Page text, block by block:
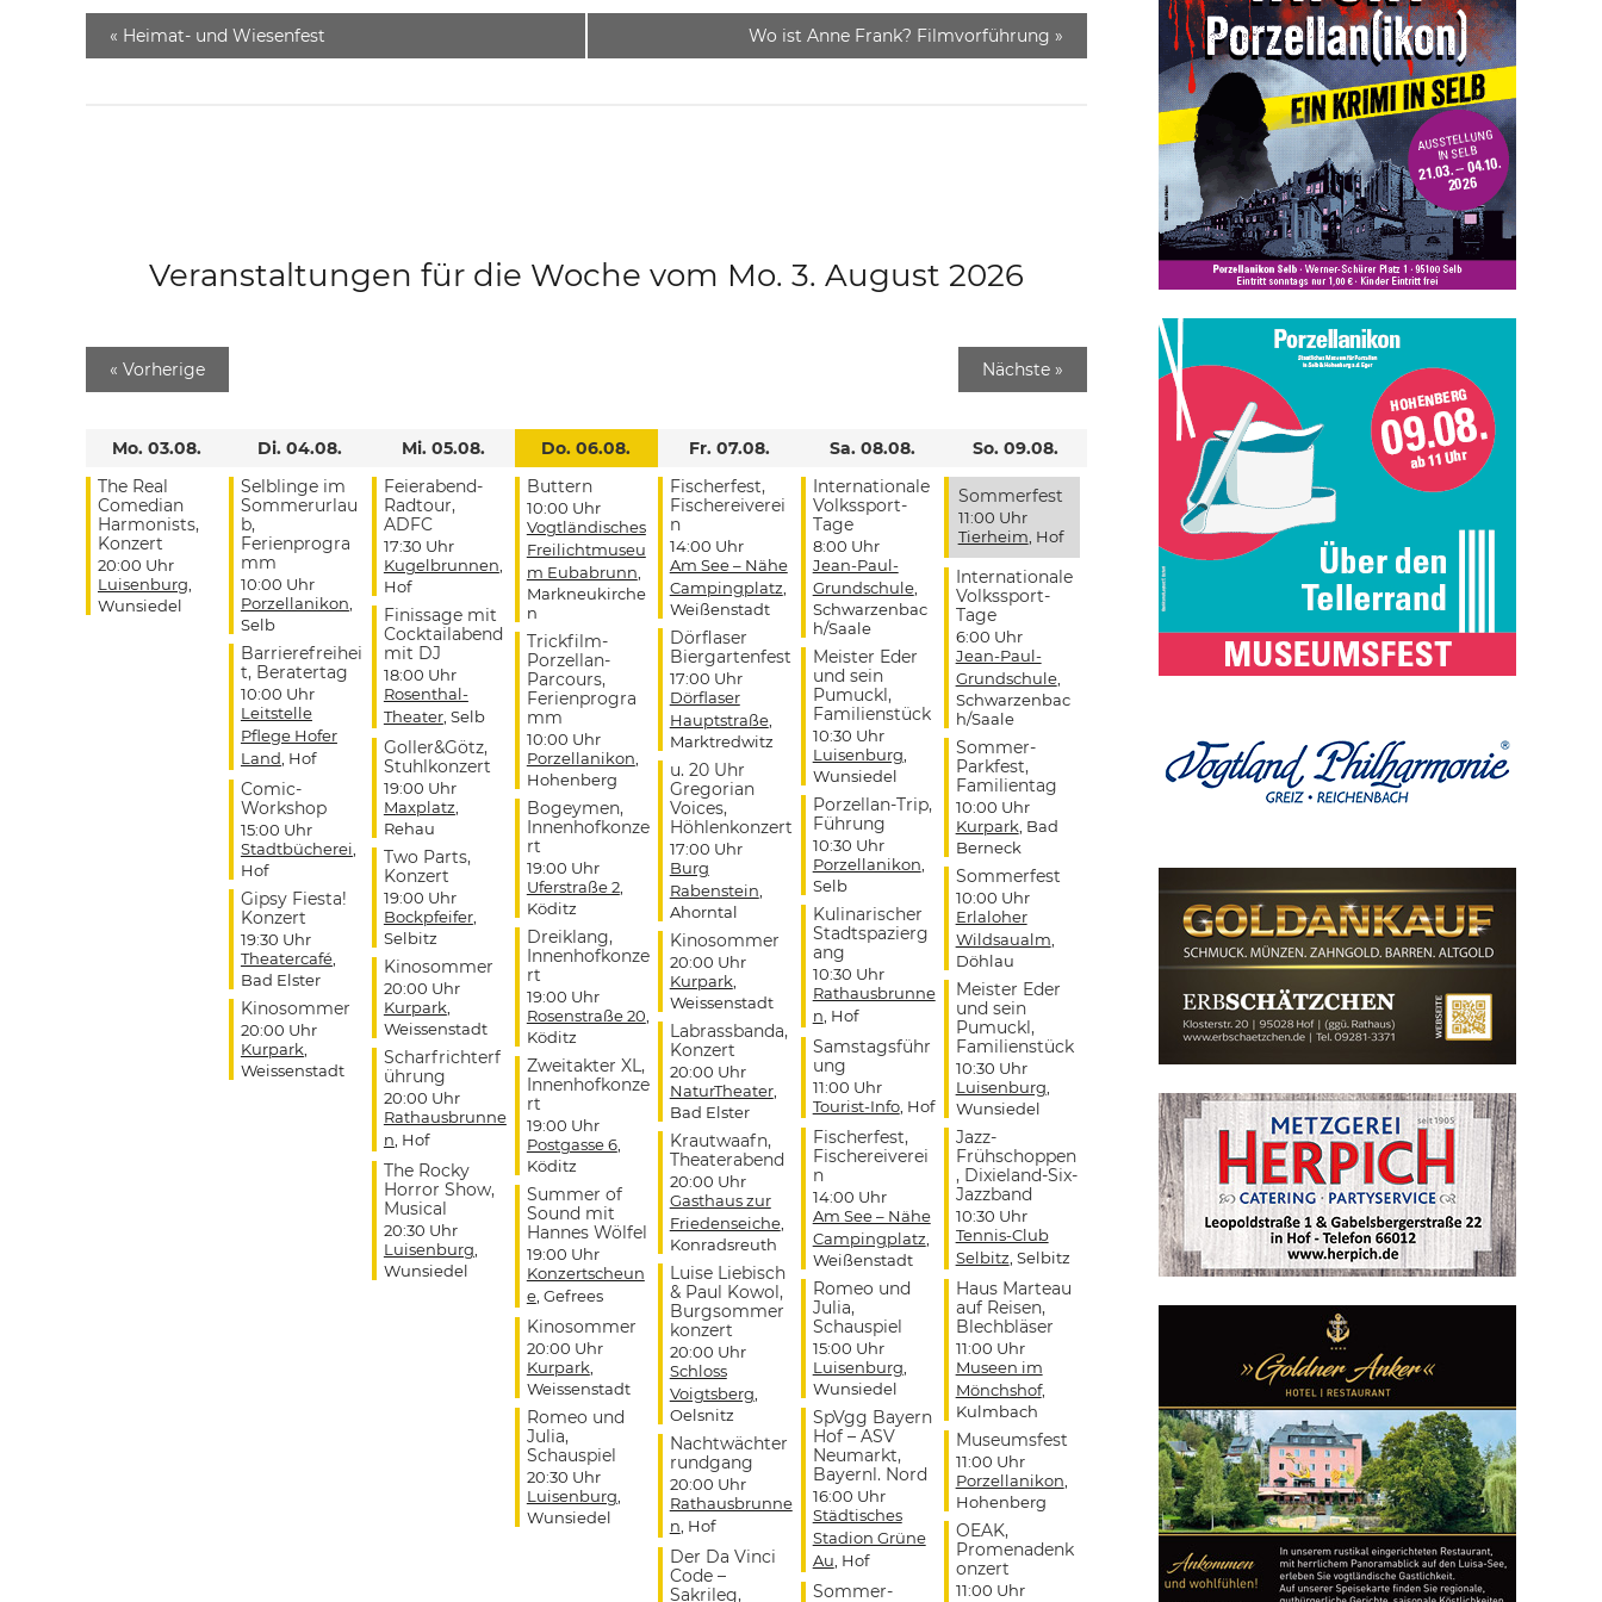
« Heimat- und Wiesenfest Wo ist Anne Frank? Filmvorführung »
Veranstaltungen für die Woche vom Mo. 3. August 2026
« Vorherige Nächste »
Mo. 03.08.
The Real
Comedian
Harmonists,
Konzert
20:00 Uhr
Luisenburg
Wunsiedel
Di. 04.08.
Selblinge im
Sommerurlau
b,
Ferienprogra
mm
10:00 Uhr
Porzellanikon
Selb
Barrierefreihei
t, Beratertag
10:00 Uhr
Leitstelle
Pflege Hofer
Land , Hof
Comic-
Workshop
15:00 Uhr
Stadtbücherei
Hof
Gipsy Fiesta!
Konzert
19:30 Uhr
Theatercafé,
Bad Elster
Kinosommer
20:00 Uhr
Kurpark
Weissenstadt
Mi. 05.08.
Feierabend-
Radtour,
ADFC
17:30 Uhr
Kugelbrunnen
Hof
Finissage mit
Cocktailabend
mit DJ
18:00 Uhr
Rosenthal-
Theater, Selb
Goller&Götz,
Stuhlkonzert
19:00 Uhr
Maxplatz
Rehau
Two Parts,
Konzert
19:00 Uhr
Bockpfeifer,
Selbitz
Kinosommer
20:00 Uhr
Kurpark
Weissenstadt
Scharfrichterf
ührung
20:00 Uhr
Rathausbrunne
n , Hof
The Rocky
Horror Show,
Musical
20:30 Uhr
Luisenburg
Wunsiedel
Do. 06.08.
Buttern
10:00 Uhr
Vogtländisches
Freilichtmuseu
m Eubabrunn
Markneukirche
n
Trickfilm-
Porzellan-
Parcours,
Ferienprogra
mm
10:00 Uhr
Porzellanikon
Hohenberg
Bogeymen,
Innenhofkonze
rt
19:00 Uhr
Uferstraße 2,
Köditz
Dreiklang,
Innenhofkonze
rt
19:00 Uhr
Rosenstraße 20
Köditz
Zweitakter XL,
Innenhofkonze
rt
19:00 Uhr
Postgasse 6,
Köditz
Summer of
Sound mit
Hannes Wölfel
19:00 Uhr
Konzertscheun
e, Gefrees
Kinosommer
20:00 Uhr
Kurpark
Weissenstadt
Romeo und
Julia,
Schauspiel
20:30 Uhr
Luisenburg
Wunsiedel
Fr. 07.08.
Fischerfest,
Fischereiverei
n
14:00 Uhr
Am See – Nähe
Campingplatz
Weißenstadt
Dörflaser
Biergartenfest
17:00 Uhr
Dörflaser
Hauptstraße,
Marktredwitz
u. 20 Uhr
Gregorian
Voices,
Höhlenkonzert
17:00 Uhr
Burg
Rabenstein
Ahorntal
Kinosommer
20:00 Uhr
Kurpark
Weissenstadt
Labrassbanda,
Konzert
20:00 Uhr
NaturTheater,
Bad Elster
Krautwaafn,
Theaterabend
20:00 Uhr
Gasthaus zur
Friedenseiche,
Konradsreuth
Luise Liebisch
& Paul Kowol,
Burgsommer
konzert
20:00 Uhr
Schloss
Voigtsberg
Oelsnitz
Nachtwächter
rundgang
20:00 Uhr
Rathausbrunne
n , Hof
Der Da Vinci
Code –
Sakrileg,
Sa. 08.08.
Internationale
Volkssport-
Tage
8:00 Uhr
Jean-Paul-
Grundschule,
Schwarzenbac
h/Saale
Meister Eder
und sein
Pumuckl,
Familienstück
10:30 Uhr
Luisenburg
Wunsiedel
Porzellan-Trip,
Führung
10:30 Uhr
Porzellanikon
Selb
Kulinarischer
Stadtspazierg
ang
10:30 Uhr
Rathausbrunne
n , Hof
Samstagsführ
ung
11:00 Uhr
Tourist-Info, Hof
Fischerfest,
Fischereiverei
n
14:00 Uhr
Am See – Nähe
Campingplatz
Weißenstadt
Romeo und
Julia,
Schauspiel
15:00 Uhr
Luisenburg
Wunsiedel
SpVgg Bayern
Hof – ASV
Neumarkt,
Bayernl. Nord
16:00 Uhr
Städtisches
Stadion Grüne
Au , Hof
Sommer-
So. 09.08.
Sommerfest
11:00 Uhr
Tierheim , Hof
Internationale
Volkssport-
Tage
6:00 Uhr
Jean-Paul-
Grundschule,
Schwarzenbac
h/Saale
Sommer-
Parkfest,
Familientag
10:00 Uhr
Kurpark , Bad
Berneck
Sommerfest
10:00 Uhr
Erlaloher
Wildsaualm
Döhlau
Meister Eder
und sein
Pumuckl,
Familienstück
10:30 Uhr
Luisenburg
Wunsiedel
Jazz-
Frühschoppen
, Dixieland-Six-
Jazzband
10:30 Uhr
Tennis-Club
Selbitz , Selbitz
Haus Marteau
auf Reisen,
Blechbläser
11:00 Uhr
Museen im
Mönchshof,
Kulmbach
Museumsfest
11:00 Uhr
Porzellanikon
Hohenberg
OEAK,
Promenadenk
onzert
11:00 Uhr